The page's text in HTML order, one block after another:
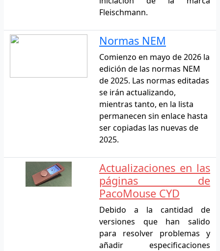
Fleischmann.
Normas NEM
Comienzo en mayo de 2026 la
edición de las normas NEM
de 2025. Las normas editadas
se irán actualizando,
mientras tanto, en la lista
permanecen sin enlace hasta
ser copiadas las nuevas de
2025.
Actualizaciones en las
páginas de
PacoMouse CYD
Debido a la cantidad de
versiones que han salido
para resolver problemas y
añadir especificaciones